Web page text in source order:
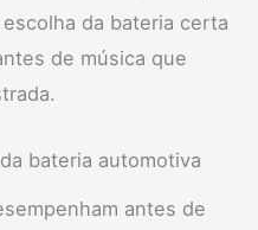
da bateria certa
de música que
bateria automotiva
antes de